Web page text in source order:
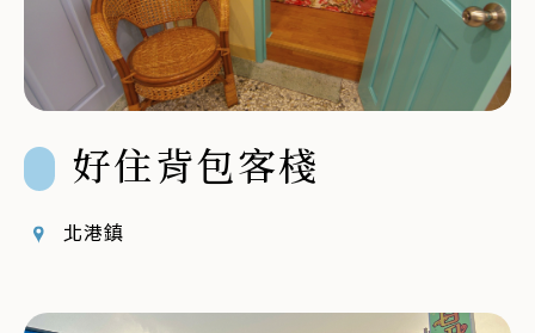
好住背包客棧
北港鎮